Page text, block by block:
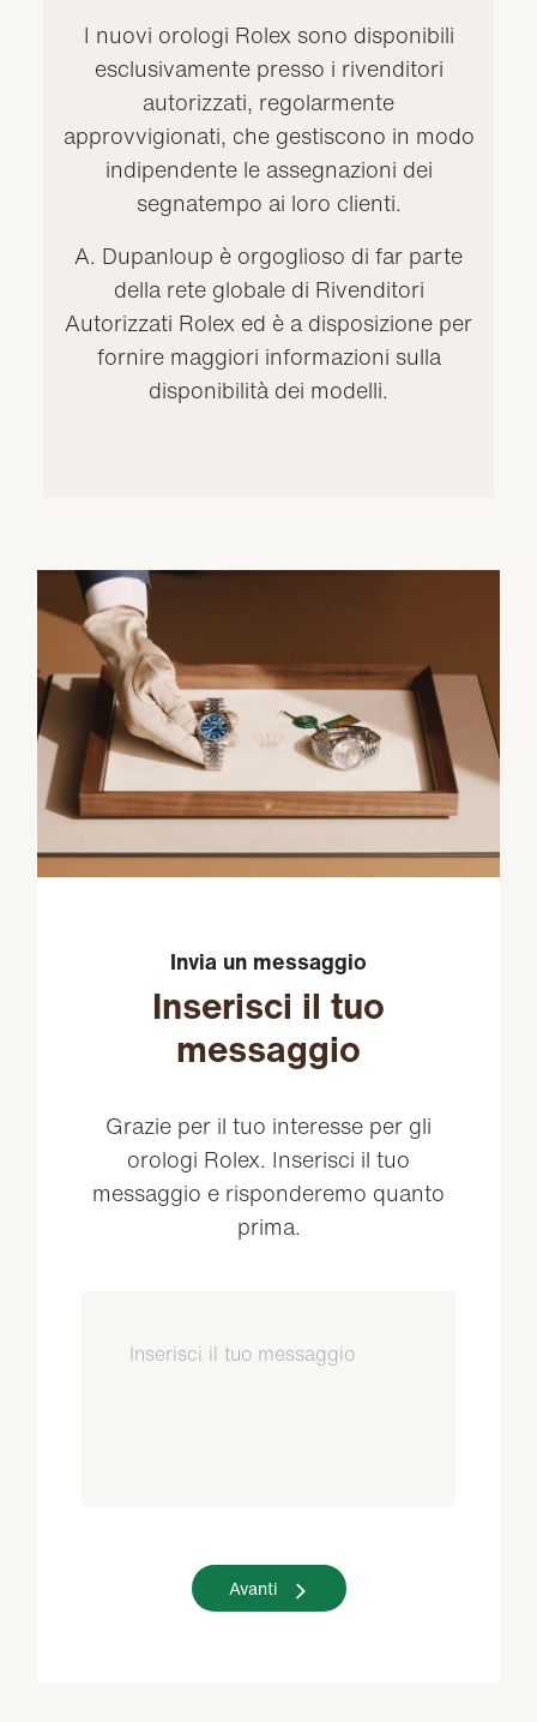
I nuovi orologi Rolex sono disponibili
esclusivamente presso i rivenditori
autorizzati, regolarmente
approvvigionati, che gestiscono in modo
indipendente le assegnazioni dei
segnatempo ai loro clienti.
A. Dupanloup è orgoglioso di far parte
della rete globale di Rivenditori
Autorizzati Rolex ed è a disposizione per
fornire maggiori informazioni sulla
disponibilità dei modelli.
Invia un messaggio
Inserisci il tuo
messaggio
Grazie per il tuo interesse per gli
orologi Rolex. Inserisci il tuo
messaggio e risponderemo quanto
prima.
Avanti